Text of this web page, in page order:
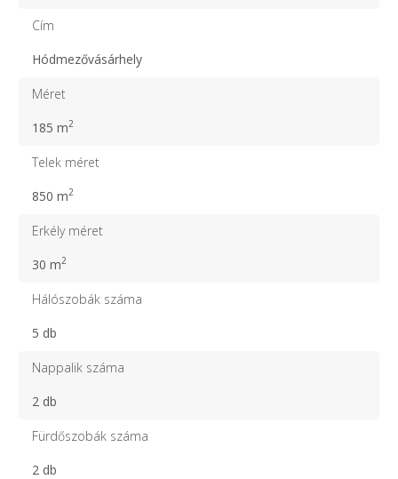
Cím
Hódmezővásárhely
Méret
185 m2
Telek méret
850 m2
Erkély méret
30 m2
Hálószobák száma
5 db
Nappalik száma
2 db
Fürdőszobák száma
2 db